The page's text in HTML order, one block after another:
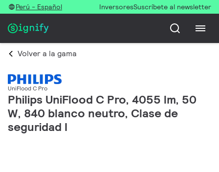
Perú - Español InversoresSuscríbete al newsletter
Volver a la gama
UniFlood C Pro
Philips UniFlood C Pro, 4055 lm, 50
W, 840 blanco neutro, Clase de
seguridad I